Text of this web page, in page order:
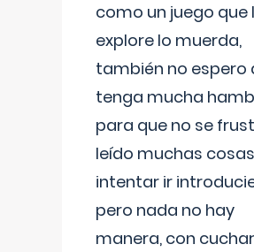
como un juego que
explore lo muerda,
también no espero
tenga mucha
para que no se
leído muchas
intentar ir
pero nada no hay
manera, con